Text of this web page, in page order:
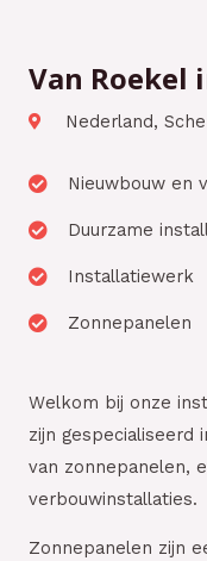
Van Roekel
Nederland,
Nieuwbouw en
Duurzame
Installatiewerk
Zonnepanelen
Welkom bij onze
zijn gespecialiseerd
van zonnepanelen,
verbouwinstallaties.
Zonnepanelen zijn